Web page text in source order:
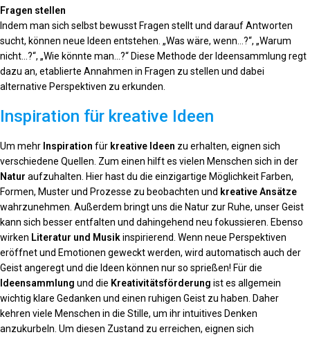
Fragen stellen
Indem man sich selbst bewusst Fragen stellt und darauf Antworten
sucht, können neue Ideen entstehen. „Was wäre, wenn…?“, „Warum
nicht…?“, „Wie könnte man…?“ Diese Methode der Ideensammlung regt
dazu an, etablierte Annahmen in Fragen zu stellen und dabei
alternative Perspektiven zu erkunden.
Inspiration für kreative Ideen
Um mehr Inspiration für kreative Ideen zu erhalten, eignen sich
verschiedene Quellen. Zum einen hilft es vielen Menschen sich in der
Natur aufzuhalten. Hier hast du die einzigartige Möglichkeit Farben,
Formen, Muster und Prozesse zu beobachten und kreative Ansätze
wahrzunehmen. Außerdem bringt uns die Natur zur Ruhe, unser Geist
kann sich besser entfalten und dahingehend neu fokussieren. Ebenso
wirken Literatur und Musikinspirierend. Wenn neue Perspektiven
eröffnet und Emotionen geweckt werden, wird automatisch auch der
Geist angeregt und die Ideen können nur so sprießen! Für die
Ideensammlung und die Kreativitätsförderung ist es allgemein
wichtig klare Gedanken und einen ruhigen Geist zu haben. Daher
kehren viele Menschen in die Stille, um ihr intuitives Denken
anzukurbeln. Um diesen Zustand zu erreichen, eignen sich